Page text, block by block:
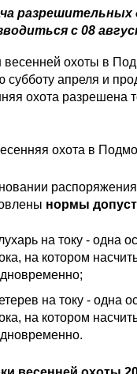
разрешительных
с 08
весенней охоты в
субботу апреля и
охота разрешена
охота в
нормы
на току - одна
на котором
на току - одна
на котором